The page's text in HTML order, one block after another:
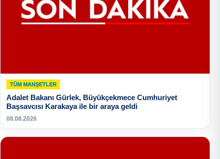
TÜM MANŞETLER
Adalet Bakanı Gürlek, Büyükçekmece Cumhuriyet
Başsavcısı Karakaya ile bir araya geldi
08.08.2026